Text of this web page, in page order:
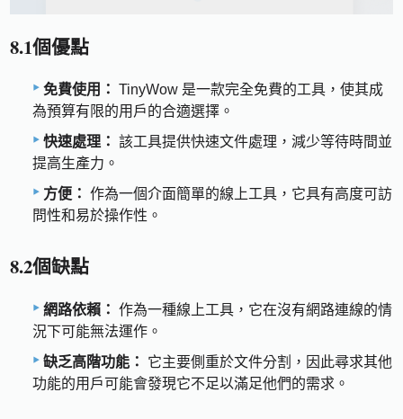
8.1個優點
免費使用： TinyWow 是一款完全免費的工具，使其成
為預算有限的用戶的合適選擇。
快速處理： 該工具提供快速文件處理，減少等待時間並
提高生產力。
方便： 作為一個介面簡單的線上工具，它具有高度可訪
問性和易於操作性。
8.2個缺點
網路依賴： 作為一種線上工具，它在沒有網路連線的情
況下可能無法運作。
缺乏高階功能：
它主要側重於文件分割，因此尋求其他
功能的用戶可能會發現它不足以滿足他們的需求。